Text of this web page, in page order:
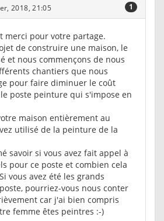
2018, 21:05 1
merci pour votre partage.
de construire une maison, le
et nous commençons de nous
chantiers que nous
pour faire diminuer le coût
poste peinture qui s'impose en
maison entièrement au
utilisé de la peinture de la
savoir si vous avez fait appel à
pour ce poste et combien cela
vous avez été les grands
pourriez-vous nous conter
car j'ai bien compris
femme êtes peintres :-)